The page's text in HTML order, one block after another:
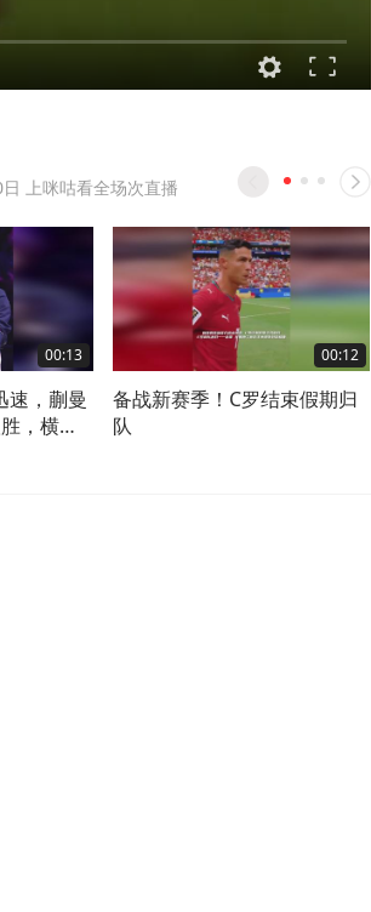
上咪咕看全场次直播
00:13
速，蒯曼
，横扫
00:12
备战新赛季！C罗结束假期归
队